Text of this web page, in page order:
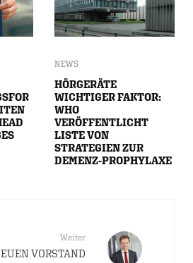
NEWS
HÖRGERÄTE
WICHTIGER FAKTOR:
WHO
VERÖFFENTLICHT
LISTE VON
STRATEGIEN ZUR
DEMENZ-PROPHYLAXE
Weiter
VORSTAND